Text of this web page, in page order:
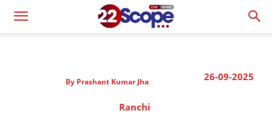
26-09-2025
By Prashant Kumar Jha
Ranchi